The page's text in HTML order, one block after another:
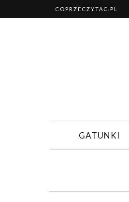
COPRZECZYTAC.PL
GATUNKI